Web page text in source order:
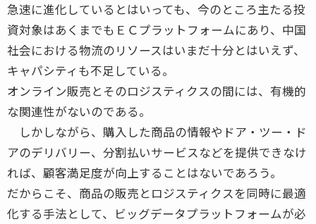
急速に進化しているとはいっても、今のところ主たる投
資対象はあくまでもＥＣプラットフォームにあり、中国
社会における物流のリソースはいまだ十分とはいえず、
キャパシティも不足している。
オンライン販売とそのロジスティクスの間には、有機的
な関連性がないのである。
しかしながら、購入した商品の情報やドア・ツー・ド
アのデリバリー、分割払いサービスなどを提供できなけ
れば、顧客満足度が向上することはないであろう。
だからこそ、商品の販売とロジスティクスを同時に最適
化する手法として、ビッグデータプラットフォームが必